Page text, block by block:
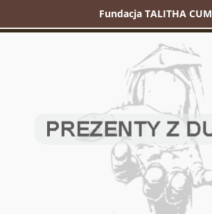
Fundacja TALITHA CUM